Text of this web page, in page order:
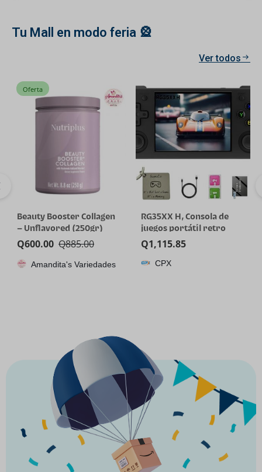
Tu Mall en modo feria 🎡
Ver todos
Oferta
Beauty Booster Collagen
– Unflavored (250gr)
Q885.00
Q600.00
Amandita's Variedades
RG35XX H, Consola de
juegos portátil retro
Anbernic con tarjeta de
64GTF, diseño de joystick
dual, pantalla HD de 3.5
Q1,115.85
CPX